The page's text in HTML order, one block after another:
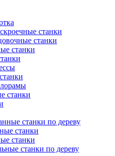
станки
станки
станки
станки
станки по дереву
станки
станки
станки по дереву